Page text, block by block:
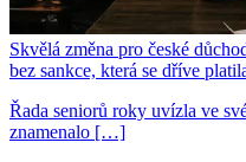
Skvělá změna pro české
bez sankce, která se dříve
Řada seniorů roky uvízla ve
znamenalo […]